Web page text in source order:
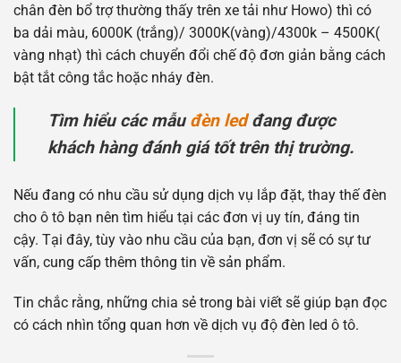
chân đèn bổ trợ thường thấy trên xe tải như Howo) thì có
ba dải màu, 6000K (trắng)/ 3000K(vàng)/4300k – 4500K(
vàng nhạt) thì cách chuyển đổi chế độ đơn giản bằng cách
bật tắt công tắc hoặc nháy đèn.
Tìm hiểu các mẫuđèn ledđang được
khách hàng đánh giá tốt trên thị trường.
Nếu đang có nhu cầu sử dụng dịch vụ lắp đặt, thay thế đèn
cho ô tô bạn nên tìm hiểu tại các đơn vị uy tín, đáng tin
cậy. Tại đây, tùy vào nhu cầu của bạn, đơn vị sẽ có sự tư
vấn, cung cấp thêm thông tin về sản phẩm.
Tin chắc rằng, những chia sẻ trong bài viết sẽ giúp bạn đọc
có cách nhìn tổng quan hơn về dịch vụ độ đèn led ô tô.